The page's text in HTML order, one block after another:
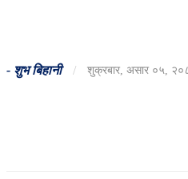
- शुभ बिहानी / शुक्रबार, असार ०५,